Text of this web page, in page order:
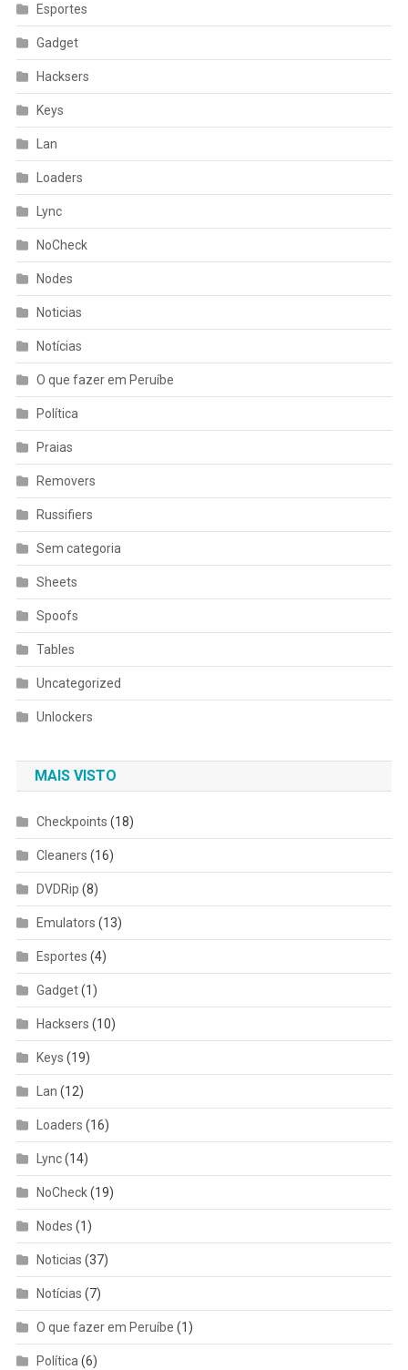
Esportes
Gadget
Hacksers
Keys
Lan
Loaders
Lync
NoCheck
Nodes
Noticias
Notícias
O que fazer em Peruíbe
Política
Praias
Removers
Russifiers
Sem categoria
Sheets
Spoofs
Tables
Uncategorized
Unlockers
MAIS VISTO
Checkpoints (18)
Cleaners (16)
DVDRip (8)
Emulators (13)
Esportes (4)
Gadget(1)
Hacksers (10)
Keys (19)
Lan (12)
Loaders (16)
Lync(14)
NoCheck(19)
Nodes (1)
Noticias (37)
Notícias (7)
O que fazer em Peruíbe (1)
Política (6)